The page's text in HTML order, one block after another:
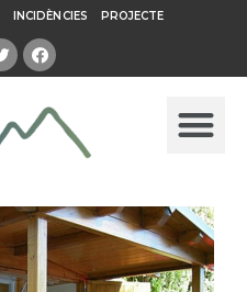
INCIDÈNCIES PROJECTE